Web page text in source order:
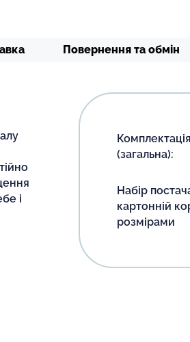
Повернення та обмін
і
Комплектація
(загальна):
Набір
картонній
розмірами